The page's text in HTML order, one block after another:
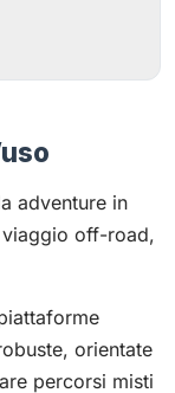
adventure in
off-road,
orientate
percorsi misti